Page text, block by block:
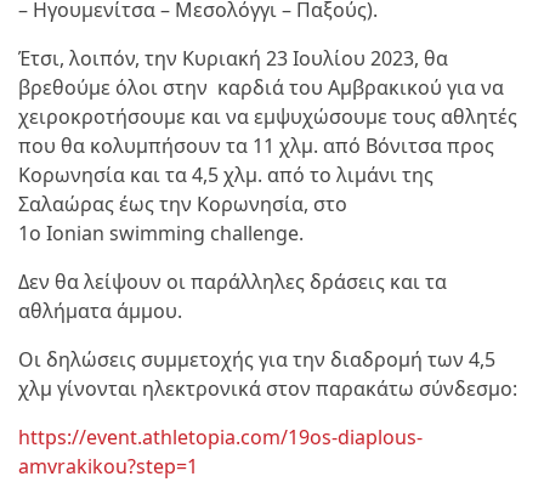
– Ηγουμενίτσα – Μεσολόγγι – Παξούς).
Έτσι, λοιπόν, την Κυριακή 23 Ιουλίου 2023, θα
βρεθούμε όλοι στην καρδιά του Αμβρακικού για να
χειροκροτήσουμε και να εμψυχώσουμε τους αθλητές
που θα κολυμπήσουν τα 11 χλμ. από Βόνιτσα προς
Κορωνησία και τα 4,5 χλμ. από το λιμάνι της
Σαλαώρας έως την Κορωνησία, στο
1ο Ionian swimming challenge.
Δεν θα λείψουν οι παράλληλες δράσεις και τα
αθλήματα άμμου.
Οι δηλώσεις συμμετοχής για την διαδρομή των 4,5
χλμ γίνονται ηλεκτρονικά στον παρακάτω σύνδεσμο:
https://event.athletopia.com/19os-diaplous-
amvrakikou?step=1